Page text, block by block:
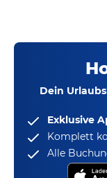
Dein
Exklusive
Komplett
Alle